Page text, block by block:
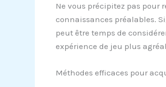
Ne vous précipitez pas pour
connaissances préalables.
peut être temps de
expérience de jeu plus
Méthodes efficaces pour